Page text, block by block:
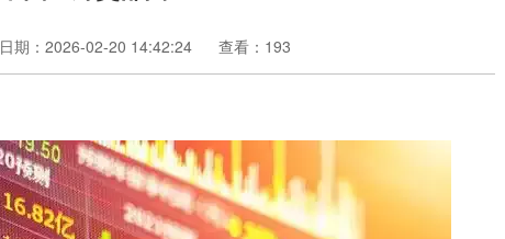
日期：2026-02-20 14:42:24 查看：193